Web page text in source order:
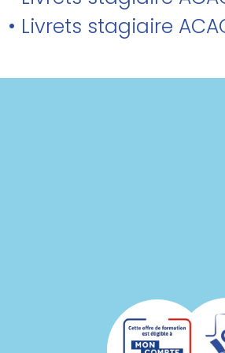
• Livrets stagiaire